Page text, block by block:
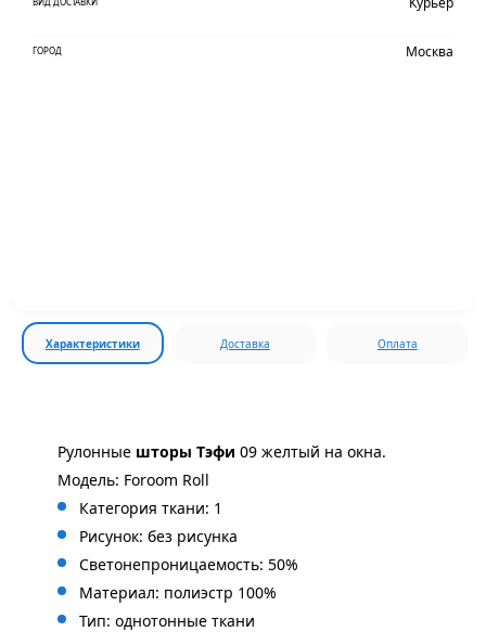
ГОРОД Москва
Характеристики Доставка Оплата
Рулонные шторы Тэфи 09 желтый на окна.
Модель: Foroom Roll
Категория ткани: 1
Рисунок: без рисунка
Светонепроницаемость: 50%
Материал: полиэстр 100%
Тип: однотонные ткани